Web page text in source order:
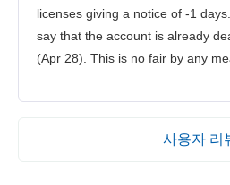
licenses giving a notice of -1
say that the account is already
(Apr 28). This is no fair by any
사용자 리